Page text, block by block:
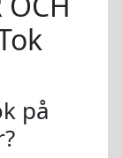
på